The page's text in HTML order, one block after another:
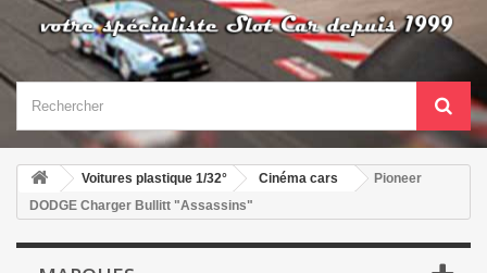
Voitures plastique 1/32° Cinéma cars
Pioneer
DODGE Charger Bullitt "Assassins"